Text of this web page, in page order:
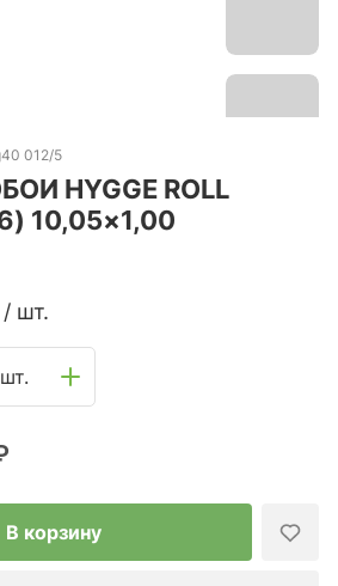
012/5
HYGGE ROLL
10,05×1,00
/ шт.
В корзину